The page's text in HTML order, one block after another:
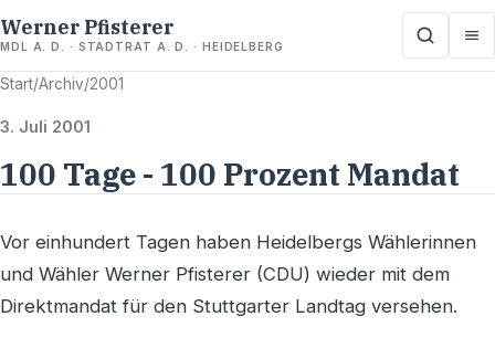
Werner Pfisterer
MDL A. D. · STADTRAT A. D. · HEIDELBERG
Start/Archiv/2001
3. Juli 2001
100 Tage - 100 Prozent Mandat
Vor einhundert Tagen haben Heidelbergs Wählerinnen
und Wähler Werner Pfisterer (CDU) wieder mit dem
Direktmandat für den Stuttgarter Landtag versehen.